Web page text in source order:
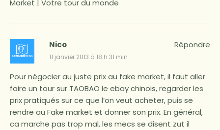
Market | Votre tour du monde
Nico
11 janvier 2013 à 18 h 31 min
Pour négocier au juste prix au fake market, il faut aller
faire un tour sur TAOBAO le ebay chinois, regarder les
prix pratiqués sur ce que l’on veut acheter, puis se
rendre au Fake market et donner son prix. En général,
ca marche pas trop mal, les mecs se disent zut il
Répondre